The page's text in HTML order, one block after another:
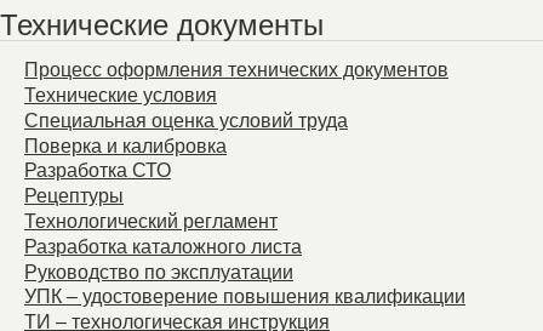
Технические документы
Процесс оформления технических документов
Технические условия
Специальная оценка условий труда
Поверка и калибровка
Разработка СТО
Рецептуры
Технологический регламент
Разработка каталожного листа
Руководство по эксплуатации
УПК – удостоверение повышения квалификации
ТИ – технологическая инструкция